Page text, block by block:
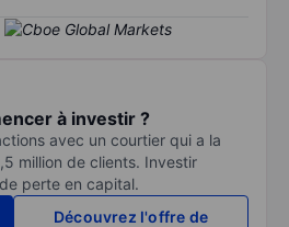
à investir ?
avec un courtier qui a la
million de clients. Investir
perte en capital.
Découvrez l'offre de